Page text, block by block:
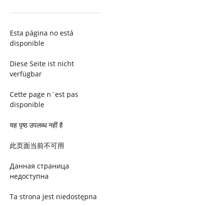
Esta página no está
disponible
Diese Seite ist nicht
verfügbar
Cette page n´est pas
disponible
यह पृष्ठ उपलब्ध नहीं है
此页面当前不可用
Данная страница
недоступна
Ta strona jest niedostępna